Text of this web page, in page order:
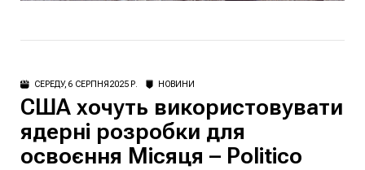
СЕРЕДУ, 6 СЕРПНЯ 2025 Р. НОВИНИ
США хочуть використовувати
ядерні розробки для
освоєння Місяця – Politico